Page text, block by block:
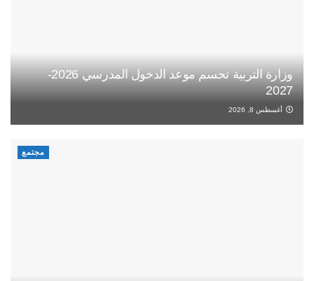
وزارة التربية تحسم موعد الدخول المدرسي 2026-
2027
أغسطس 8, 2026
مجتمع